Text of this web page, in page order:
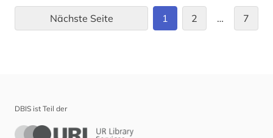
sprache (2)
Nächste Seite 1 2 … 7
DBIS ist Teil der